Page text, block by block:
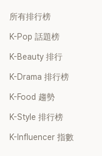
所有排行榜
K-Pop 話題榜
K-Beauty 排行
K-Drama 排行榜
K-Food 趨勢
K-Style 排行榜
K-Influencer 指數